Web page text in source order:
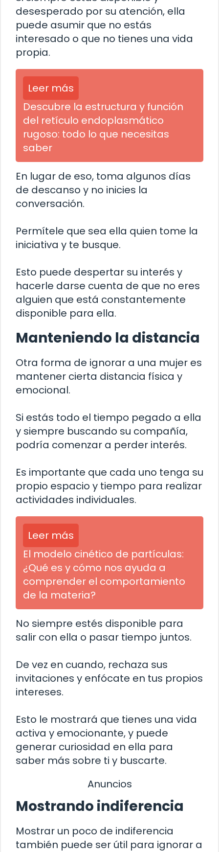
desesperado por su atención, ella
puede asumir que no estás
interesado o que no tienes una vida
propia.
Leer más
Descubre la estructura y función
del retículo endoplasmático
rugoso: todo lo que necesitas
saber
En lugar de eso, toma algunos días
de descanso y no inicies la
conversación.
Permítele que sea ella quien tome la
iniciativa y te busque.
Esto puede despertar su interés y
hacerle darse cuenta de que no eres
alguien que está constantemente
disponible para ella.
Manteniendo la distancia
Otra forma de ignorar a una mujer es
mantener cierta distancia física y
emocional.
Si estás todo el tiempo pegado a ella
y siempre buscando su compañía,
podría comenzar a perder interés.
Es importante que cada uno tenga su
propio espacio y tiempo para realizar
actividades individuales.
Leer más
El modelo cinético de partículas:
¿Qué es y cómo nos ayuda a
comprender el comportamiento
de la materia?
No siempre estés disponible para
salir con ella o pasar tiempo juntos.
De vez en cuando, rechaza sus
invitaciones y enfócate en tus propios
intereses.
Esto le mostrará que tienes una vida
activa y emocionante, y puede
generar curiosidad en ella para
saber más sobre ti y buscarte.
Anuncios
Mostrando indiferencia
Mostrar un poco de indiferencia
también puede ser útil para ignorar a